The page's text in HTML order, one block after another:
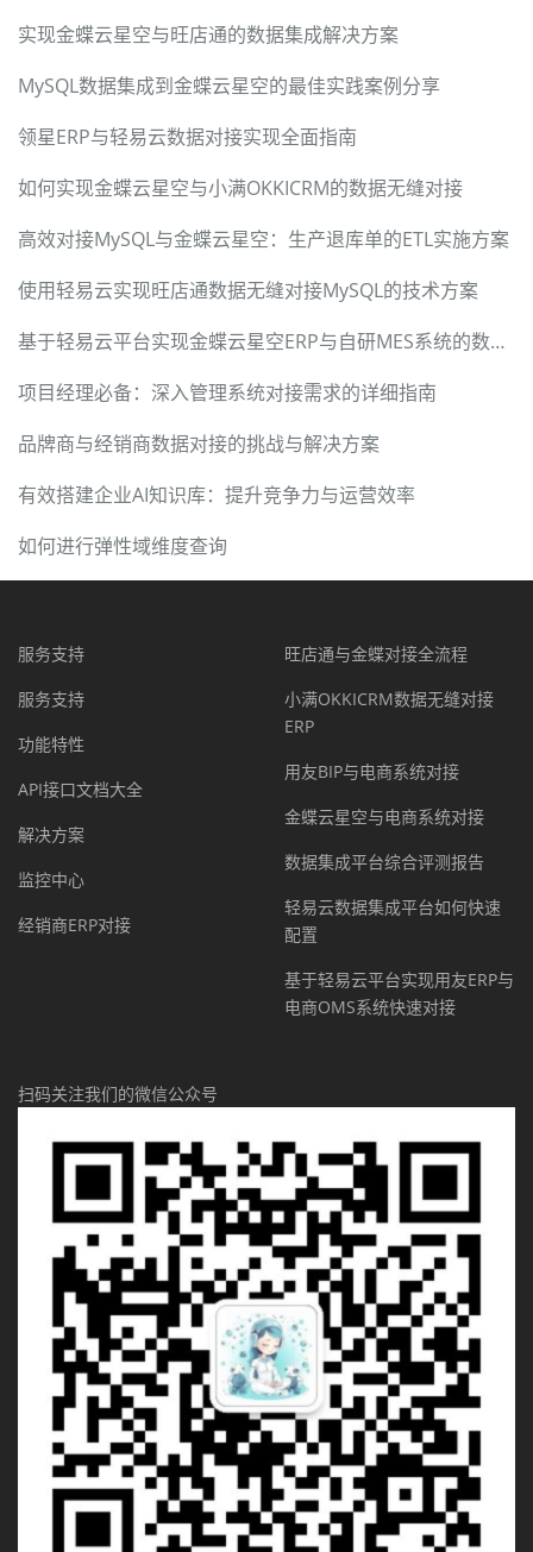
实现金蝶云星空与旺店通的数据集成解决方案
MySQL数据集成到金蝶云星空的最佳实践案例分享
领星ERP与轻易云数据对接实现全面指南
如何实现金蝶云星空与小满OKKICRM的数据无缝对接
高效对接MySQL与金蝶云星空：生产退库单的ETL实施方案
使用轻易云实现旺店通数据无缝对接MySQL的技术方案
基于轻易云平台实现金蝶云星空ERP与自研MES系统的数据集成
项目经理必备：深入管理系统对接需求的详细指南
品牌商与经销商数据对接的挑战与解决方案
有效搭建企业AI知识库：提升竞争力与运营效率
如何进行弹性域维度查询
服务支持
服务支持
功能特性
API接口文档大全
解决方案
监控中心
经销商ERP对接
旺店通与金蝶对接全流程
小满OKKICRM数据无缝对接
ERP
用友BIP与电商系统对接
金蝶云星空与电商系统对接
数据集成平台综合评测报告
轻易云数据集成平台如何快速
配置
基于轻易云平台实现用友ERP与
电商OMS系统快速对接
扫码关注我们的微信公众号